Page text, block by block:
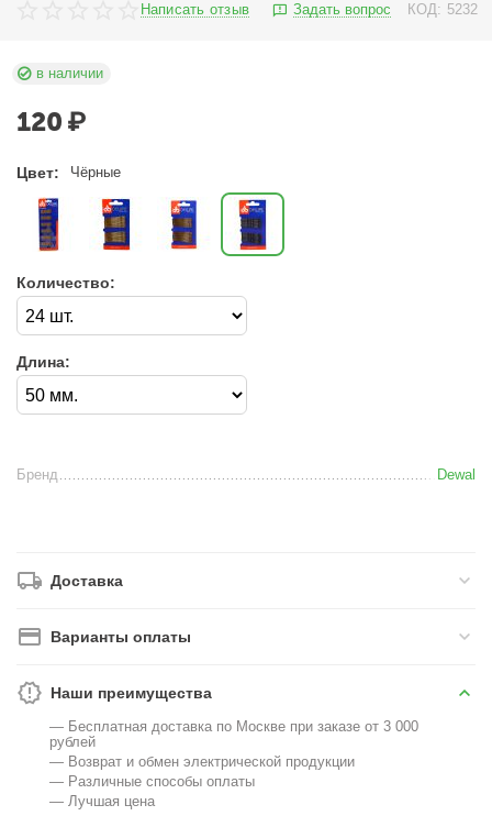
Написать отзыв Задать вопрос КОД: 5232
в наличии
120 ₽
Цвет: Чёрные
Количество:
Длина:
Бренд Dewal
Доставка
Варианты оплаты
Наши преимущества
— Бесплатная доставка по Москве при заказе от 3 000
рублей
— Возврат и обмен электрической продукции
— Различные способы оплаты
— Лучшая цена